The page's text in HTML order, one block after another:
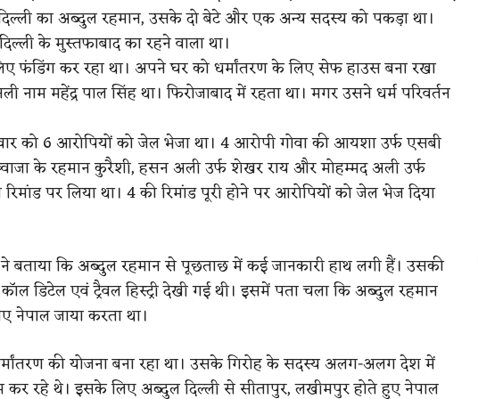
का अब्दुल रहमान, उसके दो बेटे और एक अन्य सदस्य को पकड़ा था।
के मुस्तफाबाद का रहने वाला था।
फंडिंग कर रहा था। अपने घर को धर्मांतरण के लिए सेफ हाउस बना रखा
नाम महेंद्र पाल सिंह था। फिरोजाबाद में रहता था। मगर उसने धर्म परिवर्तन
को 6 आरोपियों को जेल भेजा था। 4 आरोपी गोवा की आयशा उर्फ एसबी
के रहमान कुरैशी, हसन अली उर्फ शेखर राय और मोहम्मद अली उर्फ
पर लिया था। 4 की रिमांड पूरी होने पर आरोपियों को जेल भेज दिया
कि अब्दुल रहमान से पूछताछ में कई जानकारी हाथ लगी हैं। उसकी
डिटेल एवं ट्रैवल हिस्ट्री देखी गई थी। इसमें पता चला कि अब्दुल रहमान
नेपाल जाया करता था।
की योजना बना रहा था। उसके गिरोह के सदस्य अलग-अलग देश में
रहे थे। इसके लिए अब्दुल दिल्ली से सीतापुर, लखीमपुर होते हुए नेपाल